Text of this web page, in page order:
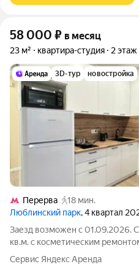
58 000 ₽ в месяц
23 м² квартира-студия 2 этаж
3D-тур новостройка
Перерва
18 мин.
Люблинский парк, 4 квартал
Заезд возможен с 01.09.2026.
кв.м. с косметическим
доме на срок от 11 месяцев. Из техники
Духовой шкаф Стиральная машина Холодильник Дом -
Сервис Яндекс Аренда